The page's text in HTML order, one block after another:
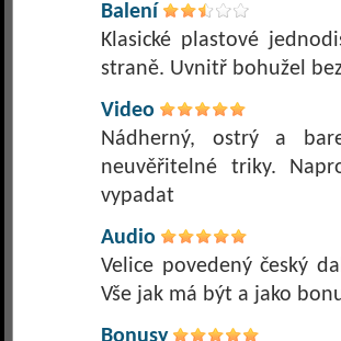
Balení
Klasické plastové
straně. Uvnitř bohužel
Video
Nádherný, ostrý a
neuvěřitelné triky.
vypadat
Audio
Velice povedený český
Vše jak má být a jako
Bonusy